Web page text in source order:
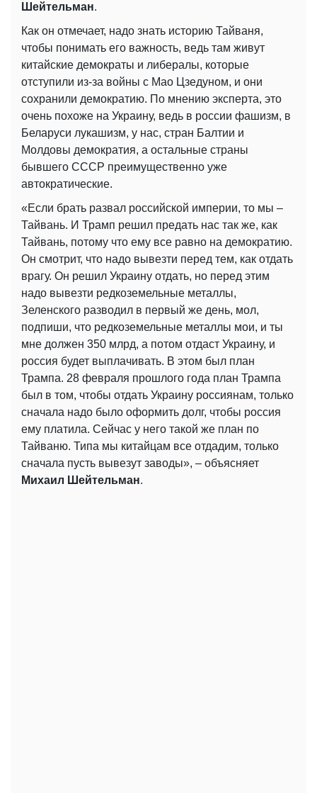
Шейтельман.
Как он отмечает, надо знать историю Тайваня,
чтобы понимать его важность, ведь там живут
китайские демократы и либералы, которые
отступили из-за войны с Мао Цзедуном, и они
сохранили демократию. По мнению эксперта, это
очень похоже на Украину, ведь в россии фашизм, в
Беларуси лукашизм, у нас, стран Балтии и
Молдовы демократия, а остальные страны
бывшего СССР преимущественно уже
автократические.
«Если брать развал российской империи, то мы –
Тайвань. И Трамп решил предать нас так же, как
Тайвань, потому что ему все равно на демократию.
Он смотрит, что надо вывезти перед тем, как отдать
врагу. Он решил Украину отдать, но перед этим
надо вывезти редкоземельные металлы,
Зеленского разводил в первый же день, мол,
подпиши, что редкоземельные металлы мои, и ты
мне должен 350 млрд, а потом отдаст Украину, и
россия будет выплачивать. В этом был план
Трампа. 28 февраля прошлого года план Трампа
был в том, чтобы отдать Украину россиянам, только
сначала надо было оформить долг, чтобы россия
ему платила. Сейчас у него такой же план по
Тайваню. Типа мы китайцам все отдадим, только
сначала пусть вывезут заводы», – объясняет
Михаил Шейтельман.